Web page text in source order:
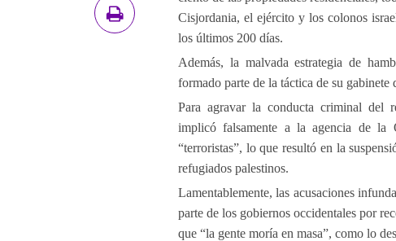
Cisjordania, el ejército y los colonos
los últimos 200 días.
Además, la malvada estrategia de
formado parte de la táctica de su gabinete
Para agravar la conducta criminal del
implicó falsamente a la agencia de la
“terroristas”, lo que resultó en la
refugiados palestinos.
Lamentablemente, las acusaciones
parte de los gobiernos occidentales por
que “la gente moría en masa”, como lo